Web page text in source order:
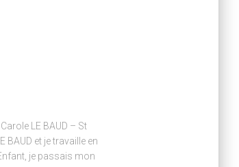
LE BAUD – St
BAUD et je travaille en
je passais mon